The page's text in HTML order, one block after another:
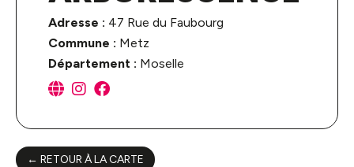
Adresse : 47 Rue du Faubourg
Commune : Metz
Département : Moselle
← RETOUR À LA CARTE